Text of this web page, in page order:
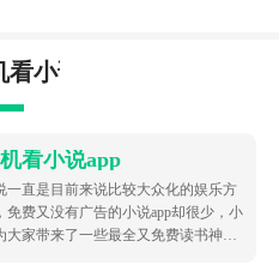
可申请⭐⭐⭐⭐⭐⭐⭐⭐
次申请返利额外获得返利
充值100元以上才可享受）
小说app
看小说app
一直是目前来说比较大众化的娱乐方
免费又没有广告的小说app却很少，小
大家带来了一些最全又免费读书神